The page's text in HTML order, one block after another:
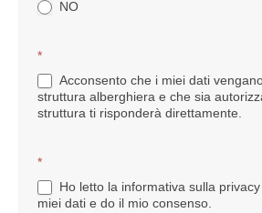
NO
*
Acconsento che i miei dati
struttura alberghiera e che sia
struttura ti risponderà direttamente.
*
Ho letto la informativa sulla
miei dati e do il mio consenso.